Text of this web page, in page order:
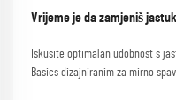
Vrijeme je da zamjeniš
Iskusite optimalan udobnost s
Basics dizajniranim za mirno